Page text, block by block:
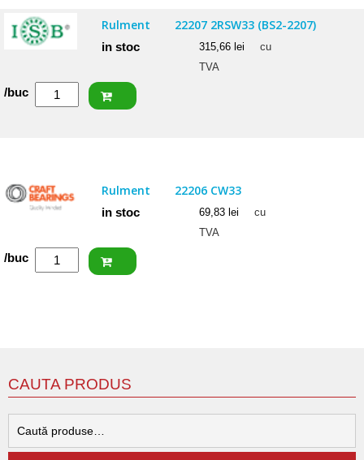
(BS2-
2205)
Rulment 22207 2RSW33 (BS2-2207)
in stoc 315,66 lei
cu
TVA
Cantitate
(BS2-
2207)
/buc
Rulment 22206 CW33
in stoc 69,83 lei
cu
TVA
Cantitate
CRAFT
/buc
CAUTA PRODUS